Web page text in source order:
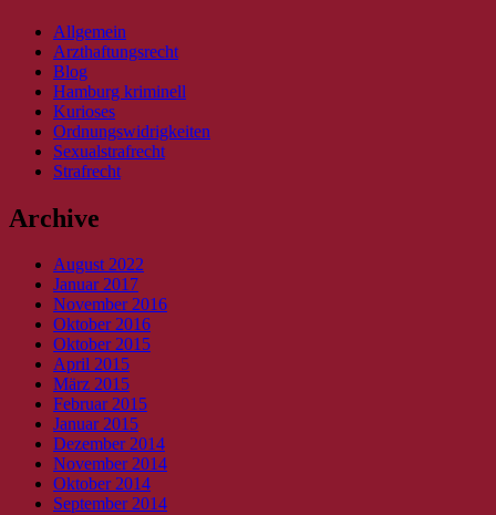
Allgemein
Arzthaftungsrecht
Blog
Hamburg kriminell
Kurioses
Ordnungswidrigkeiten
Sexualstrafrecht
Strafrecht
Archive
August 2022
Januar 2017
November 2016
Oktober 2016
Oktober 2015
April 2015
März 2015
Februar 2015
Januar 2015
Dezember 2014
November 2014
Oktober 2014
September 2014